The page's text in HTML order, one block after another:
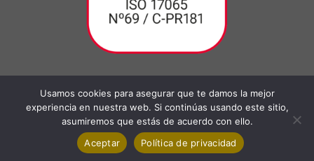
Usamos cookies para asegurar que te damos la mejor
experiencia en nuestra web. Si continúas usando este sitio,
asumiremos que estás de acuerdo con ello.
Aceptar
Política de privacidad